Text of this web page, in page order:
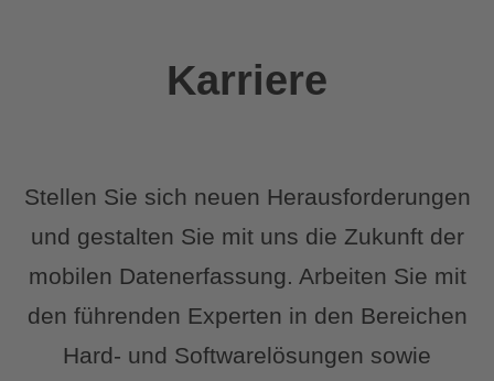
Karriere
Stellen Sie sich neuen Herausforderungen
und gestalten Sie mit uns die Zukunft der
mobilen Datenerfassung. Arbeiten Sie mit
den führenden Experten in den Bereichen
Hard- und Softwarelösungen sowie